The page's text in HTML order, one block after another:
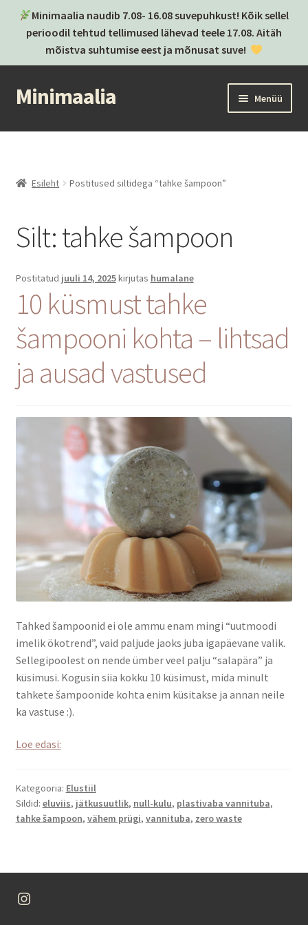
Minimaalia naudib 7.08- 16.08 suvepuhkust! Kõik sellel
perioodil tehtud tellimused lähevad teele 17.08. Aitäh
mõistva suhtumise eest ja mõnusat suve!
Liigu
navigeerimisele
Liigu
sisu
Minimaalia Menüü
Kassa
Brändid
Postitused
Privaatsuspoliitika
Müügitingimused
Esileht Postitused siltidega “tahke šampoon”
Silt:tahke šampoon
Postitatud juuli 14, 2025kirjutas humalane
10 küsmust tahke
šampooni kohta – lihtsad
ja ausad vastused
Tahked šampoonid ei ole ammu enam mingi “uutmoodi
imelik ökotrend”, vaid paljude jaoks juba igapäevane valik.
Sellegipoolest on nende ümber veel palju “salapära” ja
küsimusi. Kogusin siia kokku 10 küsimust, mida minult
tahkete šampoonide kohta enim küsitakse ja annan neile
ka vastuse :).
Loe edasi:10
šampooni
kohta
Kategooria: Elustiil
Sildid: eluviis, jätkusuutlik, null-kulu, plastivaba vannituba,
tahke šampoon, vähem prügi, vannituba, zero waste
Instagram